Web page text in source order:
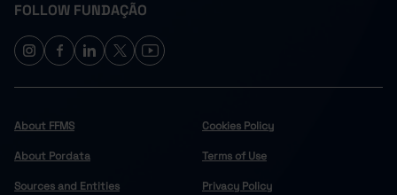
FOLLOW FUNDAÇÃO
About FFMS
About Pordata
Sources and Entities
Cookies Policy
Terms of Use
Privacy Policy